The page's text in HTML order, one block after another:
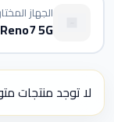
الجهاز المختار
Reno7 5G
لا توجد منتجات